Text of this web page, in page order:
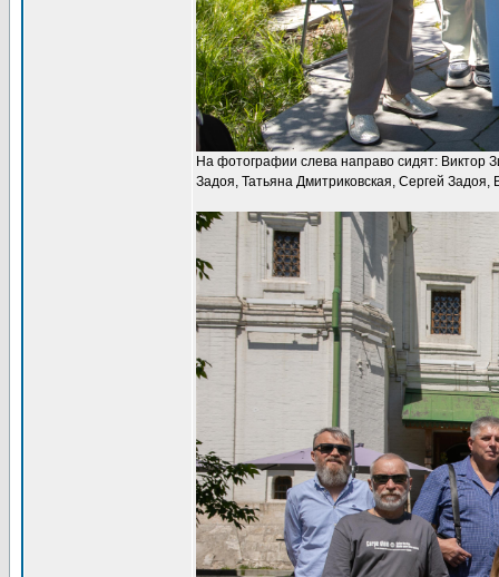
На фотографии слева направо сидят: Виктор
Задоя, Татьяна Дмитриковская, Сергей Задоя,